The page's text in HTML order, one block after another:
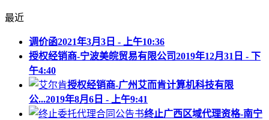
最近
调价函2021年3月3日 - 上午10:36
授权经销商-宁波美皖贸易有限公司2019年12月31日 - 下
午4:40
授权经销商-广州艾而肯计算机科技有限
公...2019年8月6日 - 上午9:41
终止广西区域代理资格-南宁